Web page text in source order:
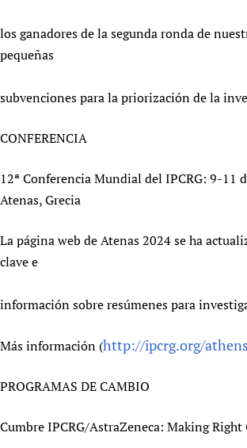
los ganadores de la segunda ronda de
pequeñas
subvenciones para la priorización de la
CONFERENCIA
12ª Conferencia Mundial del IPCRG: 9-11
Atenas, Grecia
La página web de Atenas 2024 se ha
clave e
información sobre resúmenes para
Más información (http://ipcrg.org/
PROGRAMAS DE CAMBIO
Cumbre IPCRG/AstraZeneca: Making Right